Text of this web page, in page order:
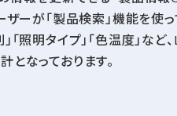
ザーが「製品検索」機能を使
「照明タイプ」「色温度」な
なっております。